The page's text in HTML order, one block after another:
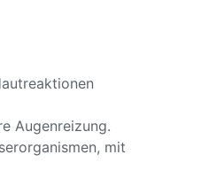
Augenreizung.
mit